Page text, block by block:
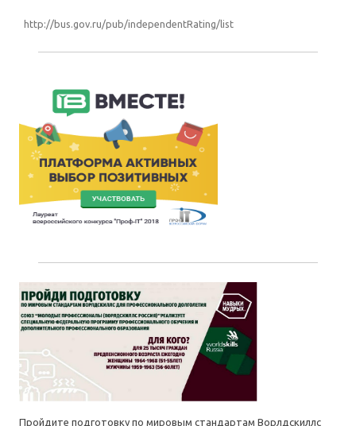
http://bus.gov.ru/pub/independentRating/list
Пройдите подготовку по мировым стандартам Ворлдскиллс